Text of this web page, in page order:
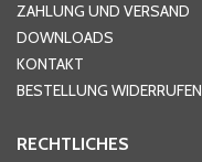
Ort*
ZAHLUNG UND VERSAND
DOWNLOADS
KONTAKT
BESTELLUNG WIDERRUFEN
RECHTLICHES